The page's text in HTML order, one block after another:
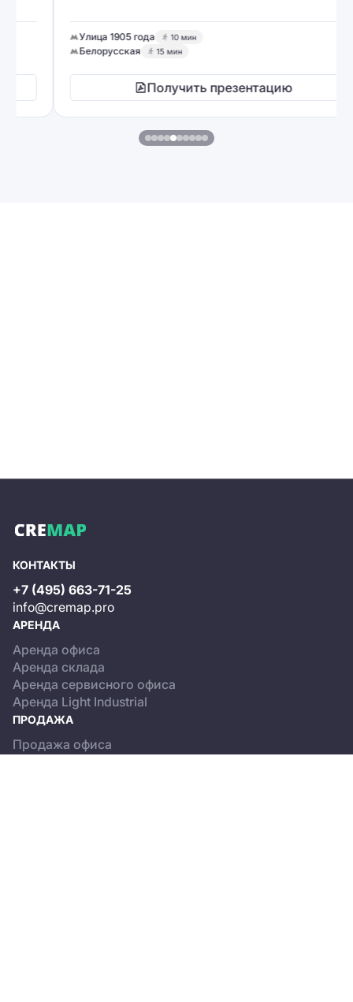
Улица 1905 года 10 мин
Белорусская 15 мин
Получить презентацию
КОНТАКТЫ
+7 (495) 663-71-25
info@cremap.pro
АРЕНДА
Аренда офиса
Аренда склада
Аренда сервисного офиса
Аренда Light Industrial
ПРОДАЖА
Продажа офиса